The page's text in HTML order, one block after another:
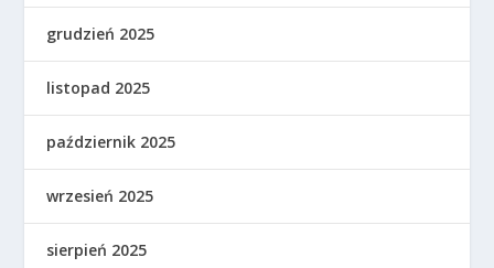
grudzień 2025
listopad 2025
październik 2025
wrzesień 2025
sierpień 2025